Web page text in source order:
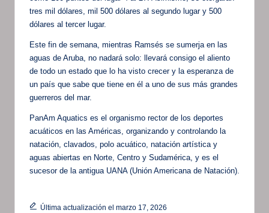
tres mil dólares, mil 500 dólares al segundo lugar y 500
dólares al tercer lugar.
Este fin de semana, mientras Ramsés se sumerja en las
aguas de Aruba, no nadará solo: llevará consigo el aliento
de todo un estado que lo ha visto crecer y la esperanza de
un país que sabe que tiene en él a uno de sus más grandes
guerreros del mar.
PanAm Aquatics es el organismo rector de los deportes
acuáticos en las Américas, organizando y controlando la
natación, clavados, polo acuático, natación artística y
aguas abiertas en Norte, Centro y Sudamérica, y es el
sucesor de la antigua UANA (Unión Americana de Natación).
Última actualización el marzo 17, 2026